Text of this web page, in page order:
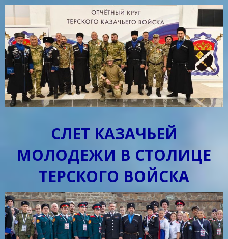
СЛЕТ КАЗАЧЬЕЙ
МОЛОДЕЖИ В СТОЛИЦЕ
ТЕРСКОГО ВОЙСКА